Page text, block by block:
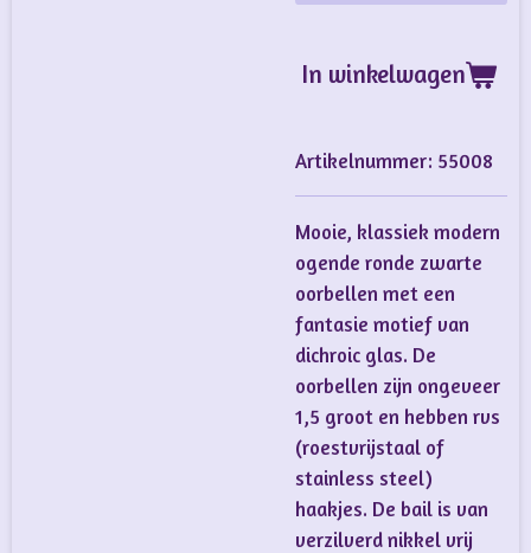
In winkelwagen
Artikelnummer: 55008
Mooie, klassiek modern
ogende ronde zwarte
oorbellen met een
fantasie motief van
dichroic glas. De
oorbellen zijn ongeveer
1,5 groot en hebben rvs
(roestvrijstaal of
stainless steel)
haakjes. De bail is van
verzilverd nikkel vrij